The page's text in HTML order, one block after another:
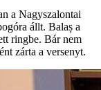
a Nagyszalontai
állt. Balaș a
ringbe. Bár nem
zárta a versenyt.